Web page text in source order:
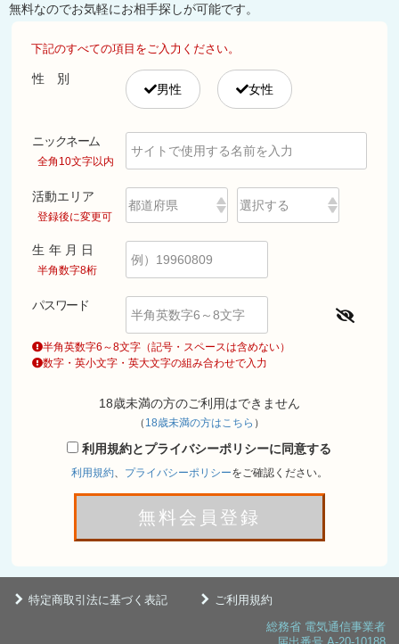
無料なのでお気軽にお相手探しが可能です。
下記のすべての項目をご入力ください。
性別
男性 女性
ニックネーム
全角10文字以内
活動エリア
登録後に変更可
生年月日
半角数字8桁
パスワード
半角英数字6～8文字（記号・スペースは含めない）
数字・英小文字・英大文字の組み合わせで入力
18歳未満の方のご利用はできません
（ 18歳未満の方はこちら ）
利用規約とプライバシーポリシーに同意する
利用規約、 プライバシーポリシーをご確認ください。
無料会員登録
特定商取引法に基づく表記 ご利用規約
総務省 電気通信事業者